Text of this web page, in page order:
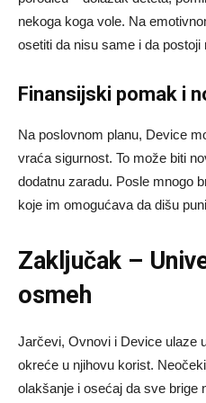
nekoga koga vole. Na
osetiti da nisu same i da
Finansijski pomak i
Na poslovnom planu, Device
vraća sigurnost. To može biti
dodatnu zaradu. Posle mnogo
koje im omogućava da dišu
Zaključak –
osmeh
Jarčevi, Ovnovi i Device ulaze
okreće u njihovu korist.
olakšanje i osećaj da sve brige